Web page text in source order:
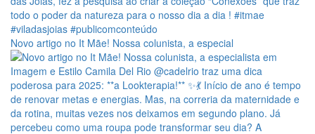
Novo artigo no It Mãe! Nossa colunista, a especial